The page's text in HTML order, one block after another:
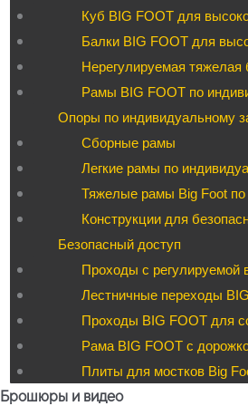
Куб BIG FOOT для
Балки BIG FOOT для
Нерегулируемая тяжелая
Рамы BIG FOOT по
Опоры по индивидуальному
Сборные рамы
Легкие рамы по
Тяжелые рамы Big Foot по
Конструкции для
Безопасный доступ
Проходы с регулируемой
Лестничные переходы
Проходы BIG FOOT для
Рама BIG FOOT с
Плиты для мостков Big
Брошюры и видео